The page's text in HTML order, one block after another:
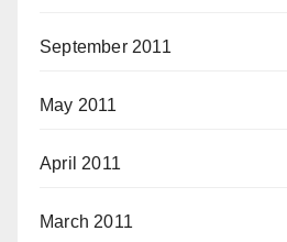
September 2011
May 2011
April 2011
March 2011